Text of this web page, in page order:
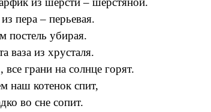
пера – перьевая.
убирая.
из хрусталя.
грани на солнце горят.
наш котенок спит,
во сне сопит.